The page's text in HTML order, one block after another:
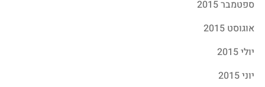
ספטמבר 2015
אוגוסט 2015
יולי 2015
יוני 2015